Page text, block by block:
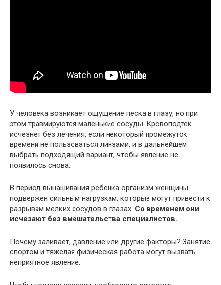
У человека возникает ощущение песка в глазу, но при
этом травмируются маленькие сосуды. Кровоподтек
исчезнет без лечения, если некоторый промежуток
времени не пользоваться линзами, и в дальнейшем
выбрать подходящий вариант, чтобы явление не
появилось снова.
В период вынашивания ребенка организм женщины
подвержен сильным нагрузкам, которые могут привести к
разрывам мелких сосудов в глазах. Со временем они
исчезают без вмешательства специалистов.
Почему заливает, давление или другие факторы? Занятие
спортом и тяжелая физическая работа могут вызвать
неприятное явление.